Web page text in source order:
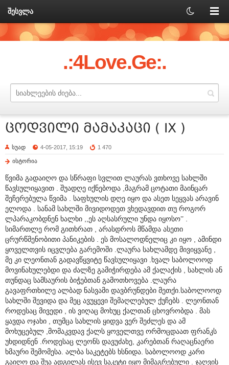
შესვლა
.:4Love.Ge:.
ცოდვილი მამაკაცი ( IX )
სუად 4-05-2017, 15:19 1 470
ისტორია
წვიმა გადაიღო და სწრაფი სვლით ლაურას ვთხოვე სახლში
წავსულიყავით . შუადღე იქნებოდა ,მაგრამ ცოტათი მაინცარ
შეჩერებულა წვიმა . საფხულის დღე იყო და ასეთ სეყვას არავინ
ელოდა . სანამ სახლში მივიდოდეთ ვხედავდით თუ როგორ
ლპარაკობდნენ ხალხი ,,ეს აღსასრული უნდა იყოსო’’ .
სიმართლე რომ გითხრათ , არასდროს მწამდა ასეთი
ცრურწმენობითი პანიკების . ეს მოსალოდნელიც კი იყო , ამინდი
ყოველთვის იცვლება გარემოში .ლაურა სახლამდე მივიყვანე ,
მე კი ლეონთან გადავწყვიტე წავსულიყავი .ხვალ საბოლოოდ
მოვინახულებდი და ძალზე გამიჭირდება ამ ქალაქის , სახლის ან
თუნდაც სამსაურის ბიჭებთან გამოთხოვება .ლაურა
გავაფრთხილე ალბად ნასვამი დავბრუნდები მეთქი.საბოლოოდ
სახლში შევიდა და მეც ავუყევი შემაღლებულ ქუჩებს . ლეონთან
როდესაც მივედი , ის ვიღაც მოხუც ქალთან ცხოვრობდა . მას
ყავდა ოჯახი , თუმცა სახლის ყიდვა ვერ შეძლეს და ამ
მოხუცებულ ,მომაკვდავ ქალს ყოველთვე ორმოცდაათ ფრანკს
უხდიდნენ .როდესაც ლეონს დავუძახე, კარებთან რაღაცნაერი
ხმაური შემომესა. ალბა საკეტებს ხსნიდა. საბოლოოდ კარი
გაიღო და შუა ადგილას ისევ საკეტი იყო მიმაგრებული . ჯაღვის